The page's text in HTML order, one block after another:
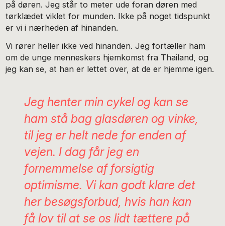
på døren. Jeg står to meter ude foran døren med
tørklædet viklet for munden. Ikke på noget tidspunkt
er vi i nærheden af hinanden.
Vi rører heller ikke ved hinanden. Jeg fortæller ham
om de unge menneskers hjemkomst fra Thailand, og
jeg kan se, at han er lettet over, at de er hjemme igen.
Jeg henter min cykel og kan se
ham stå bag glasdøren og vinke,
til jeg er helt nede for enden af
vejen. I dag får jeg en
fornemmelse af forsigtig
optimisme. Vi kan godt klare det
her besøgsforbud, hvis han kan
få lov til at se os lidt tættere på